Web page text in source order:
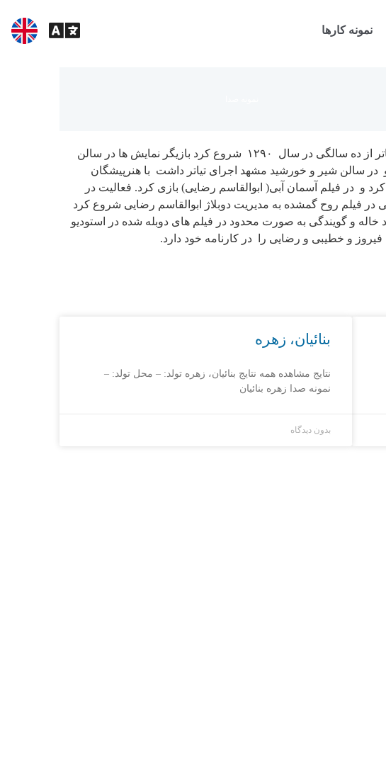
نمونه کارها
از ده سالگی در سال
۱۲۹۰ شروع کرد بازیگر نمایش ها در سالن
در سالن شیر و خورشید مشهد اجرای تیاتر داشت با هنرپیشگان
و در فیلم آسمان آبی( ابوالقاسم رضایی) بازی کرد. فعالیت در
با گویندگی در فیلم روح گمشده به مدیریت دوبلاژ ابوالقاسم رضایی شروع کرد
خاله و گویندگی به صورت محدود در فیلم های دوبله شده در استوديو
فیروز و خطیبی و رضایی را در کارنامه خود دارد.
بنائیان، زهره
نتایج مشاهده همه نتایج بنائیان، زهره تولد: – محل تولد: –
نمونه صدا زهره بنائیان
بدون دیدگاه